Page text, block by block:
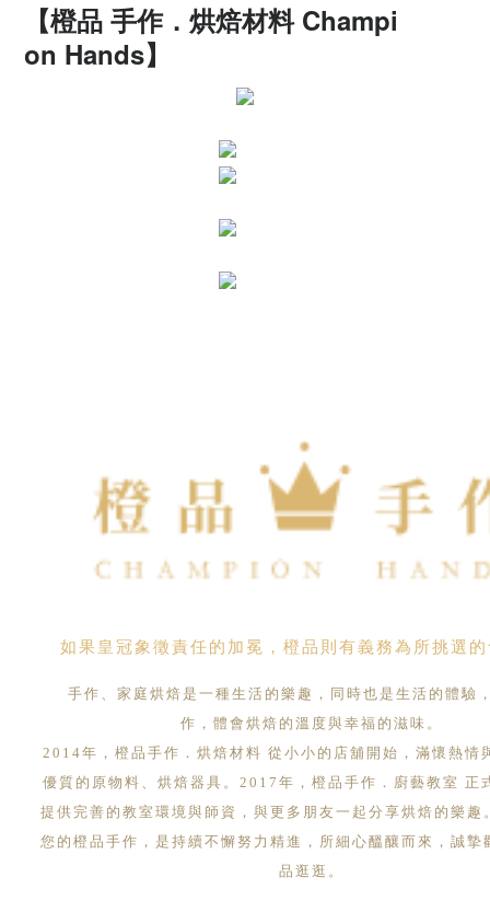
【橙品 手作．烘焙材料 Champi
On Hands】
如果皇冠象徵責任的加冕，橙品則有義務為所挑選
手作、家庭烘焙是一種生活的樂趣，同時也是生活的體驗
作，體會烘焙的溫度與幸福的滋味。
2014年，橙品手作．烘焙材料 從小小的店舖開始，滿懷熱情
優質的原物料、烘焙器具。2017年，橙品手作．廚藝教室 正
提供完善的教室環境與師資，與更多朋友一起分享烘焙的樂趣
您的橙品手作，是持續不懈努力精進，所細心醞釀而來，誠摯
品逛逛。